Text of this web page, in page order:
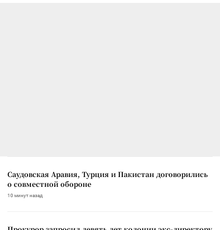
Саудовская Аравия, Турция и Пакистан договорились
о совместной обороне
10 минут назад